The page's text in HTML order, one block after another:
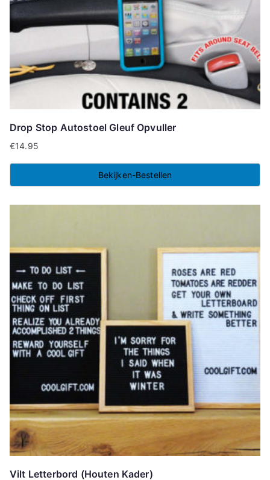
Drop Stop Autostoel Gleuf Opvuller
€14.95
Bekijken-Bestellen
Vilt Letterbord (Houten Kader)